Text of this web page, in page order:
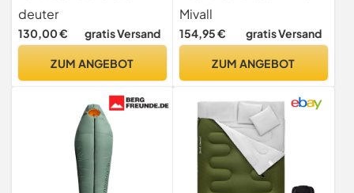
deuter
130,00 € gratis Versand
ZUM ANGEBOT
Schlafsack
Winterschlafsack
Mivall
154,95 € gratis Versand
ZUM ANGEBOT